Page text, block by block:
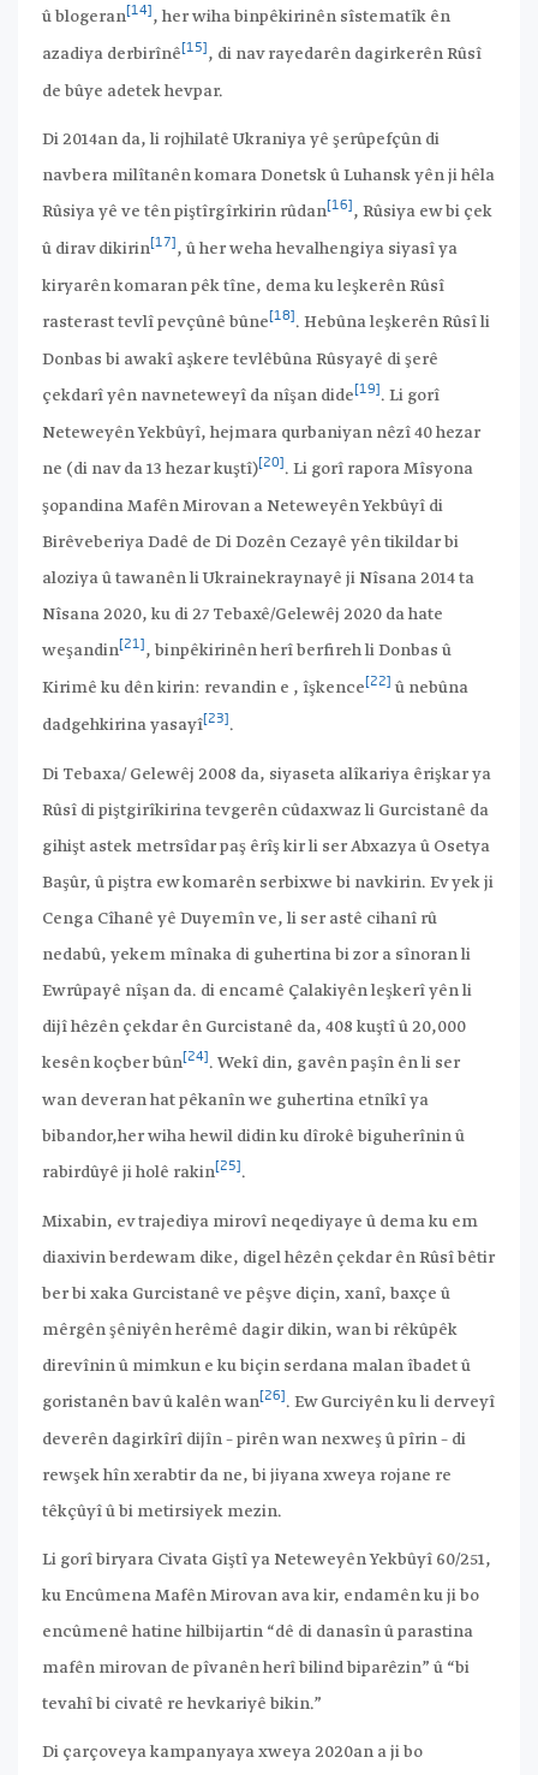
û blogeran[14] , her wiha binpêkirinên sîstematîk ên
azadiya derbirînê[15] , di nav rayedarên dagirkerên Rûsî
de bûye adetek hevpar.
Di 2014an da, li rojhilatê Ukraniya yê şerûpefçûn di
navbera milîtanên komara Donetsk û Luhansk yên ji hêla
Rûsiya yê ve tên piştîrgîrkirin rûdan[16] , Rûsiya ew bi çek
û dirav dikirin[17] , û her weha hevalhengiya siyasî ya
kiryarên komaran pêk tîne, dema ku leşkerên Rûsî
rasterast tevlî pevçûnê bûne[18] . Hebûna leşkerên Rûsî li
Donbas bi awakî aşkere tevlêbûna Rûsyayê di şerê
çekdarî yên navneteweyî da nîşan dide[19] . Li gorî
Neteweyên Yekbûyî, hejmara qurbaniyan nêzî 40 hezar
ne (di nav da 13 hezar kuştî)[20] . Li gorî rapora Mîsyona
şopandina Mafên Mirovan a Neteweyên Yekbûyî di
Birêveberiya Dadê de Di Dozên Cezayê yên tikildar bi
aloziya û tawanên li Ukrainekraynayê ji Nîsana 2014 ta
Nîsana 2020, ku di 27 Tebaxê/Gelewêj 2020 da hate
weşandin[21] , binpêkirinên herî berfireh li Donbas û
Kirimê ku dên kirin: revandin e , îşkence[22] û nebûna
dadgehkirina yasayî[23] .
Di Tebaxa/ Gelewêj 2008 da, siyaseta alîkariya êrişkar ya
Rûsî di piştgirîkirina tevgerên cûdaxwaz li Gurcistanê da
gihişt astek metrsîdar paş êrîş kir li ser Abxazya û Osetya
Başûr, û piştra ew komarên serbixwe bi navkirin. Ev yek ji
Cenga Cîhanê yê Duyemîn ve, li ser astê cihanî rû
nedabû, yekem mînaka di guhertina bi zor a sînoran li
Ewrûpayê nîşan da. di encamê Çalakiyên leşkerî yên li
dijî hêzên çekdar ên Gurcistanê da, 408 kuştî û 20,000
kesên koçber bûn[24] . Wekî din, gavên paşîn ên li ser
wan deveran hat pêkanîn we guhertina etnîkî ya
bibandor,her wiha hewil didin ku dîrokê biguherînin û
rabirdûyê ji holê rakin[25] .
Mixabin, ev trajediya mirovî neqediyaye û dema ku em
diaxivin berdewam dike, digel hêzên çekdar ên Rûsî bêtir
ber bi xaka Gurcistanê ve pêşve diçin, xanî, baxçe û
mêrgên şêniyên herêmê dagir dikin, wan bi rêkûpêk
direvînin û mimkun e ku biçin serdana malan îbadet û
goristanên bav û kalên wan[26] . Ew Gurciyên ku li derveyî
deverên dagirkîrî dijîn – pirên wan nexweş û pîrin – di
rewşek hîn xerabtir da ne, bi jiyana xweya rojane re
têkçûyî û bi metirsiyek mezin.
Li gorî biryara Civata Giştî ya Neteweyên Yekbûyî 60/251,
ku Encûmena Mafên Mirovan ava kir, endamên ku ji bo
encûmenê hatine hilbijartin “dê di danasîn û parastina
mafên mirovan de pîvanên herî bilind biparêzin” û “bi
tevahî bi civatê re hevkariyê bikin.”
Di çarçoveya kampanyaya xweya 2020an a ji bo